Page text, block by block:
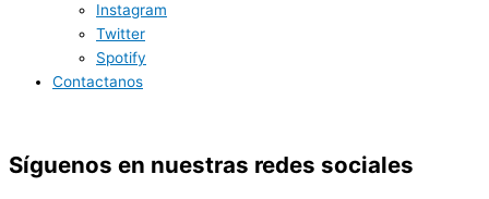
Instagram
Twitter
Spotify
Contactanos
Síguenos en nuestras redes sociales